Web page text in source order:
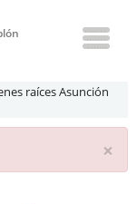
raíces Asunción
×